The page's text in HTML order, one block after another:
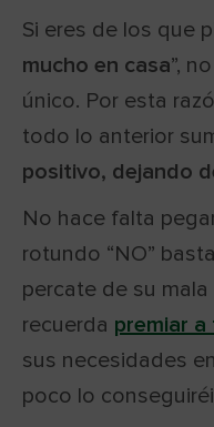
Si eres de los que
mucho en casa”,
único. Por esta
todo lo anterior
positivo, dejando
No hace falta
rotundo “NO”
percate de su
recuerda premiar
sus necesidades
poco lo